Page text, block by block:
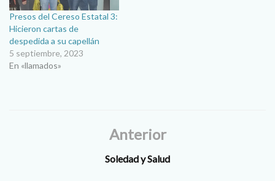
Presos del Cereso Estatal 3:
Hicieron cartas de
despedida a su capellán
5 septiembre, 2023
En «llamados»
Anterior
Soledad y Salud